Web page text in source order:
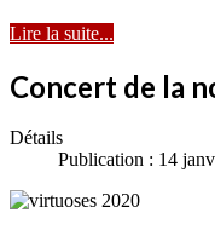
Lire la suite...
Concert de la
Détails
Publication : 14